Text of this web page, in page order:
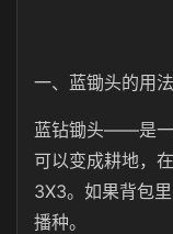
一、蓝锄头的用法
蓝钻锄头——是一
可以变成耕地，
3X3。如果背包
播种。